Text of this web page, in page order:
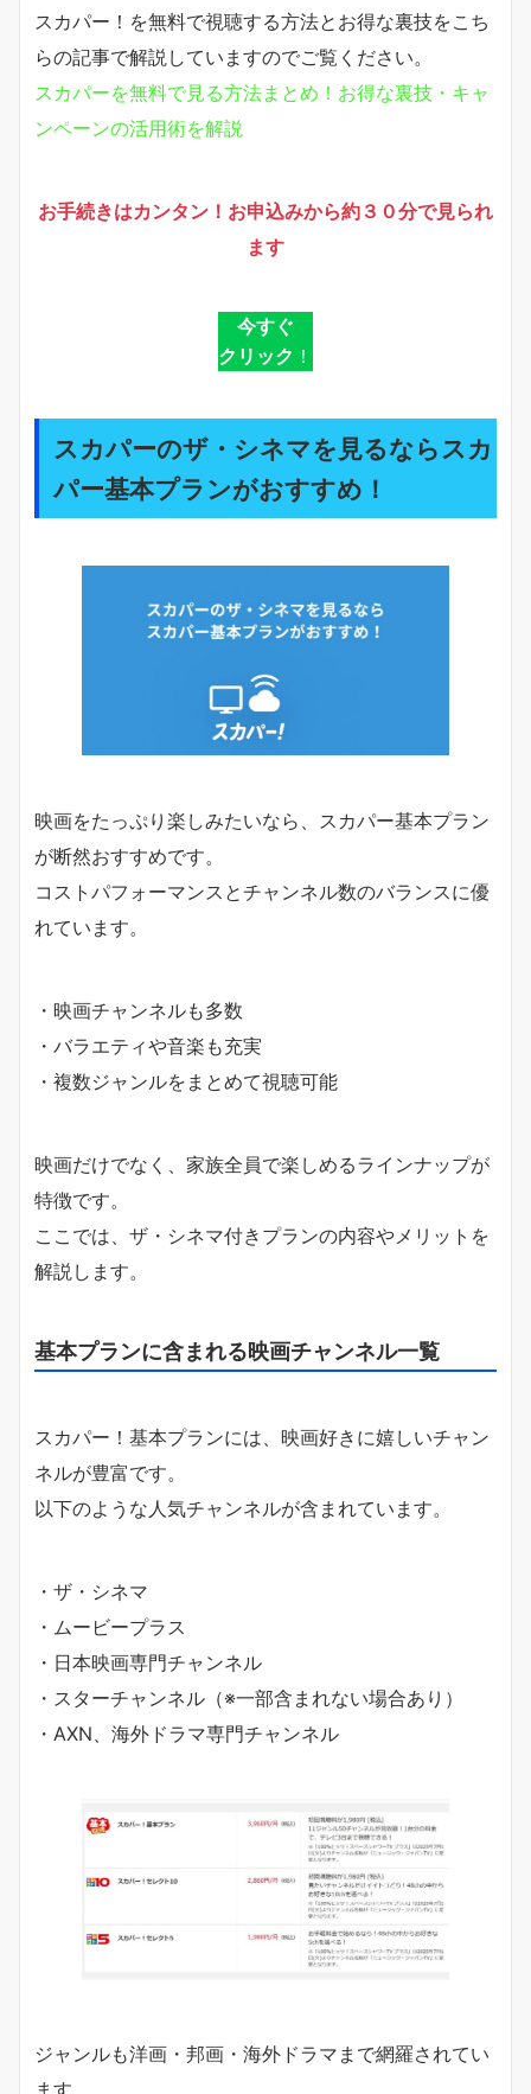
スカパー！を無料で視聴する方法とお得な裏技をこち
らの記事で解説していますのでご覧ください。
スカパーを無料で見る方法まとめ！お得な裏技・キャ
ンペーンの活用術を解説
お手続きはカンタン！お申込みから約３０分で見られ
ます
今すぐ
クリック ！
スカパーのザ・シネマを見るならスカ
パー基本プランがおすすめ！
映画をたっぷり楽しみたいなら、スカパー基本プラン
が断然おすすめです。
コストパフォーマンスとチャンネル数のバランスに優
れています。
・映画チャンネルも多数
・バラエティや音楽も充実
・複数ジャンルをまとめて視聴可能
映画だけでなく、家族全員で楽しめるラインナップが
特徴です。
ここでは、ザ・シネマ付きプランの内容やメリットを
解説します。
基本プランに含まれる映画チャンネル一覧
スカパー！基本プランには、映画好きに嬉しいチャン
ネルが豊富です。
以下のような人気チャンネルが含まれています。
・ザ・シネマ
・ムービープラス
・日本映画専門チャンネル
・スターチャンネル（※一部含まれない場合あり）
・AXN、海外ドラマ専門チャンネル
ジャンルも洋画・邦画・海外ドラマまで網羅されてい